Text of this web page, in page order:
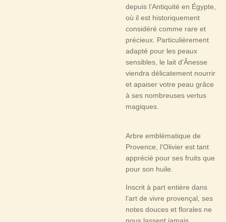
depuis l’Antiquité en Égypte,
où il est historiquement
considéré comme rare et
précieux. Particulièrement
adapté pour les peaux
sensibles, le lait d’Ânesse
viendra délicatement nourrir
et apaiser votre peau grâce
à ses nombreuses vertus
magiques.
Arbre emblématique de
Provence, l’Olivier est tant
apprécié pour ses fruits que
pour son huile.
Inscrit à part entière dans
l’art de vivre provençal, ses
notes douces et florales ne
nous lassent jamais.